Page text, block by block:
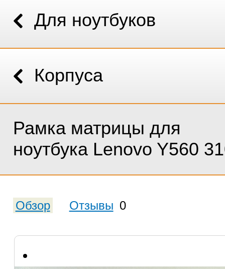
Для ноутбуков
Корпуса
Рамка матрицы для
ноутбука Lenovo Y560
Обзор Отзывы 0